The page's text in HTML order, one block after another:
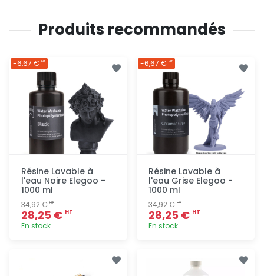
Produits recommandés
Résine Lavable à
l'eau Noire Elegoo -
1000 ml
34,92 €HT
28,25 € HT
En stock
-6,67 € HT
Résine Lavable à
l'eau Grise Elegoo -
1000 ml
34,92 €HT
28,25 € HT
En stock
rapide
-6,67 € HT